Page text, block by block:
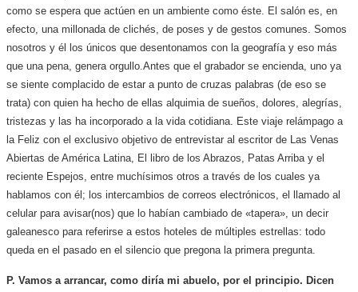
como se espera que actúen en un ambiente como éste. El salón es, en
efecto, una millonada de clichés, de poses y de gestos comunes. Somos
nosotros y él los únicos que desentonamos con la geografía y eso más
que una pena, genera orgullo.Antes que el grabador se encienda, uno ya
se siente complacido de estar a punto de cruzas palabras (de eso se
trata) con quien ha hecho de ellas alquimia de sueños, dolores, alegrías,
tristezas y las ha incorporado a la vida cotidiana. Este viaje relámpago a
la Feliz con el exclusivo objetivo de entrevistar al escritor de Las Venas
Abiertas de América Latina, El libro de los Abrazos, Patas Arriba y el
reciente Espejos, entre muchísimos otros a través de los cuales ya
hablamos con él; los intercambios de correos electrónicos, el llamado al
celular para avisar(nos) que lo habían cambiado de «tapera», un decir
galeanesco para referirse a estos hoteles de múltiples estrellas: todo
queda en el pasado en el silencio que pregona la primera pregunta.
P. Vamos a arrancar, como diría mi abuelo, por el principio. Dicen